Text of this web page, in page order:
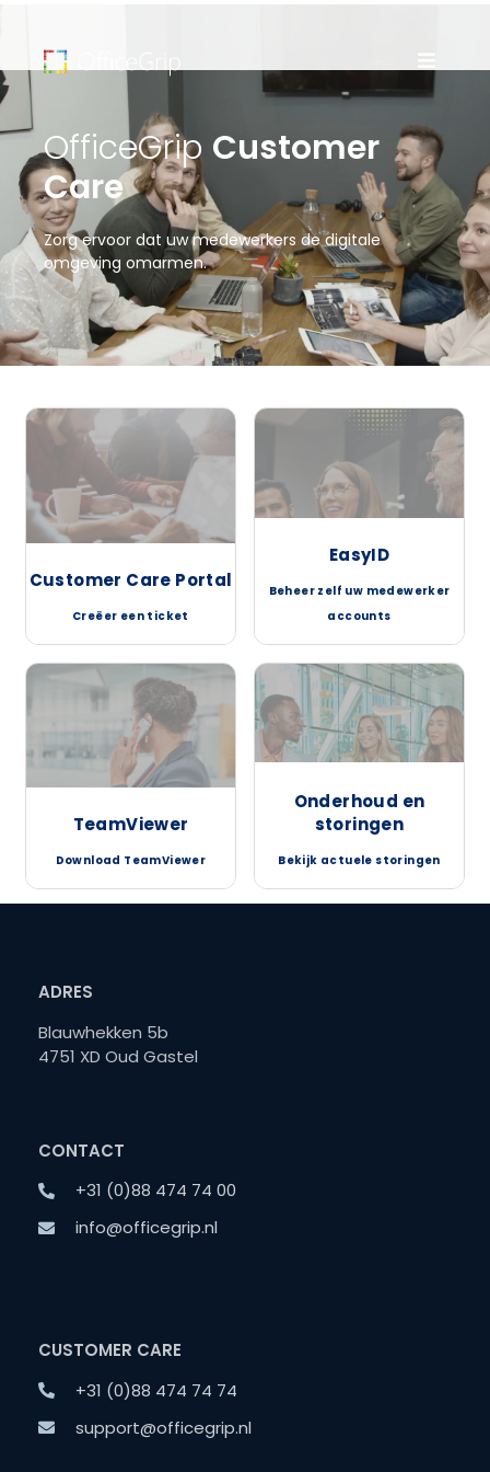
OfficeGrip Customer
Care
Zorg ervoor dat uw medewerkers de digitale
omgeving omarmen.
Customer Care Portal
Creëer een ticket
EasyID
Beheer zelf uw medewerker
accounts
TeamViewer
Download TeamViewer
Onderhoud en
storingen
Bekijk actuele storingen
ADRES
Blauwhekken 5b
4751 XD Oud Gastel
CONTACT
+31 (0)88 474 74 00
info@officegrip.nl
CUSTOMER CARE
+31 (0)88 474 74 74
support@officegrip.nl